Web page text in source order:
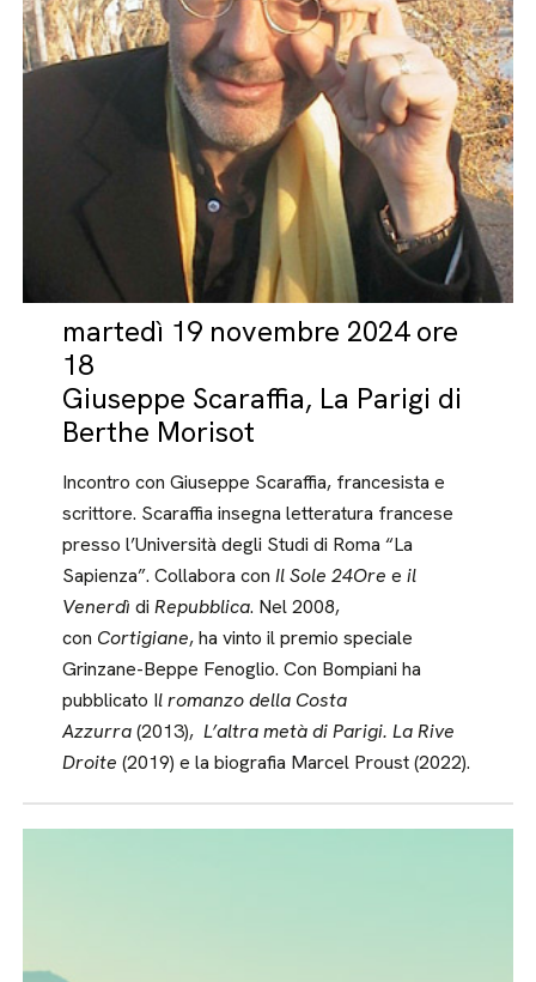
martedì 19 novembre 2024 ore
18
Giuseppe Scaraffia, La Parigi di
Berthe Morisot
Incontro con Giuseppe Scaraffia, francesista e
scrittore. Scaraffia insegna letteratura francese
presso l’Università degli Studi di Roma “La
Sapienza”. Collabora con Il Sole 24Ore e il
Venerdì di Repubblica. Nel 2008,
con Cortigiane, ha vinto il premio speciale
Grinzane-Beppe Fenoglio. Con Bompiani ha
pubblicato Il romanzo della Costa
Azzurra(2013), L’altra metà di Parigi. La Rive
Droite (2019) e la biografia Marcel Proust (2022).